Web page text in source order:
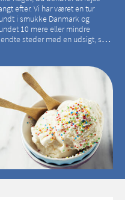
efter. Vi har været en tur
i smukke Danmark og
10 mere eller mindre
steder med en udsigt, som